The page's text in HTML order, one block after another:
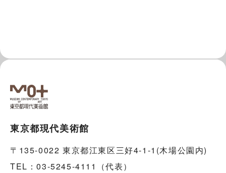
東京都現代美術館
〒135-0022 東京都江東区三好4-1-1(木場公園内)
TEL：03-5245-4111（代表）